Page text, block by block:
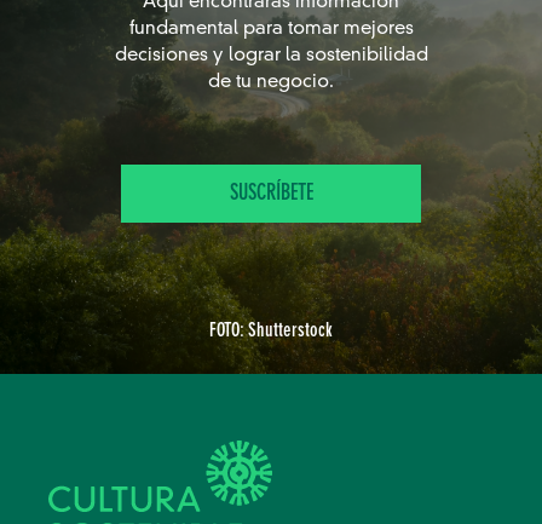
fundamental para tomar mejores
decisiones y lograr la sostenibilidad
de tu negocio.
SUSCRÍBETE
FOTO: Shutterstock